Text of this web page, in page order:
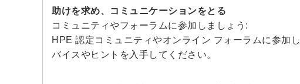
助けを求め、コミュニケーションをとる
コミュニティやフォーラムに参加しましょう:
HPE 認定コミュニティやオンライン フォーラムに参加
バイスやヒントを入手してください。